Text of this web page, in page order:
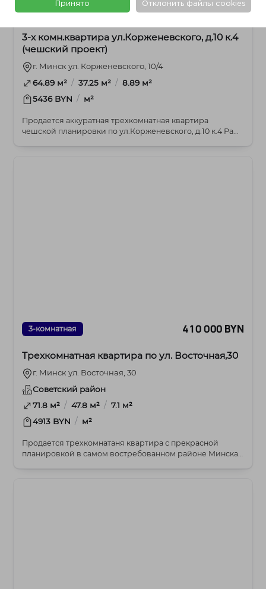
Принято Отклонить файлы cookies
3-комнатная 348 000 BYN
3-х комн.квартира ул.Корженевского, д.10 к.4
(чешский проект)
г. Минск ул. Корженевского, 10/4
64.89 м² / 37.25 м² / 8.89 м²
5436 BYN / м²
Продается аккуратная трехкомнатная квартира
чешской планировки по ул.Корженевского, д.10 к.4 Ра...
3-комнатная 410 000 BYN
Трехкомнатная квартира по ул. Восточная,30
г. Минск ул. Восточная, 30
Советский район
71.8 м² / 47.8 м² / 7.1 м²
4913 BYN / м²
Продается трехкомнатаня квартира с прекрасной
планировкой в самом востребованном районе Минска,